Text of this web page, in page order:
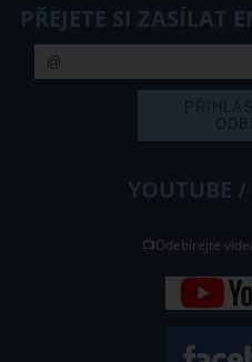
PŘEJETE SI ZASÍLAT
YOUTUBE
📺Odebírejte